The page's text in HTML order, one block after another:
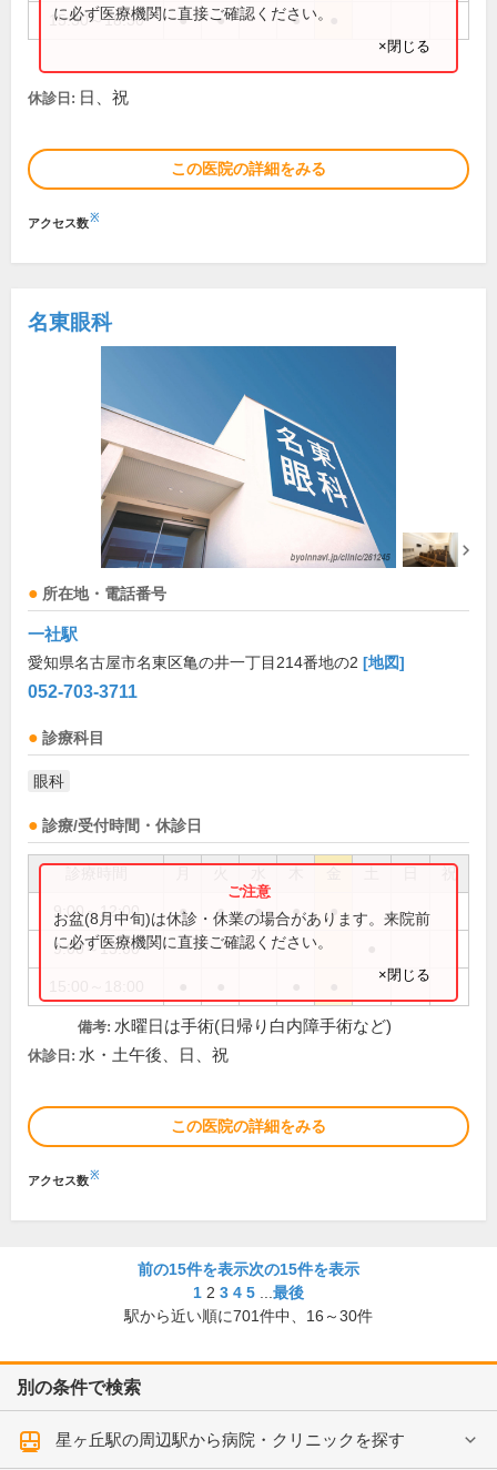
15:30～18:30 ● ● ●
に必ず医療機関に直接ご確認ください。
×閉じる
休診日: 日、祝
この医院の詳細をみる
アクセス数※
名東眼科
所在地・電話番号
一社駅
愛知県名古屋市名東区亀の井一丁目214番地の2 [地図]
052-703-3711
診療科目
眼科
診療/受付時間・休診日
祝
9:00～12:00 ● ● ● ● ●
9:00～13:00
お盆(8月中旬)は休診・休業の場合があります。来院前
に必ず医療機関に直接ご確認ください。
×閉じる
備考: 水曜日は手術(日帰り白内障手術など)
休診日: 水・土午後、日、祝
この医院の詳細をみる
アクセス数※
前の15件を表示次の15件を表示
1 2 3 4 5
最後
駅から近い順に701件中、 16～30件
別の条件で検索
星ヶ丘駅の周辺駅から病院・クリニックを探す